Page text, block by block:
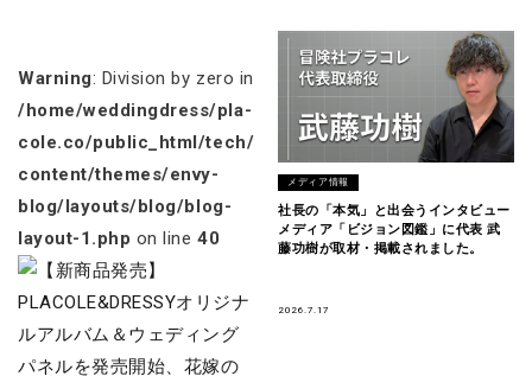
Warning: Division by zero in
/home/weddingdress/pla-
cole.co/public_html/tech/wp-
content/themes/envy-
blog/layouts/blog/blog-
layout-1.php on line40
メディア情報
社長の「本気」と出会うインタビュー
メディア「ビジョン図鑑」に代表 武
藤功樹が取材・掲載されました。
2026.7.17